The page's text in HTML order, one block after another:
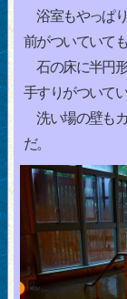
浴室もやっぱ
前がついていて
石の床に半円
手すりがついてい
洗い場の壁も
だ。